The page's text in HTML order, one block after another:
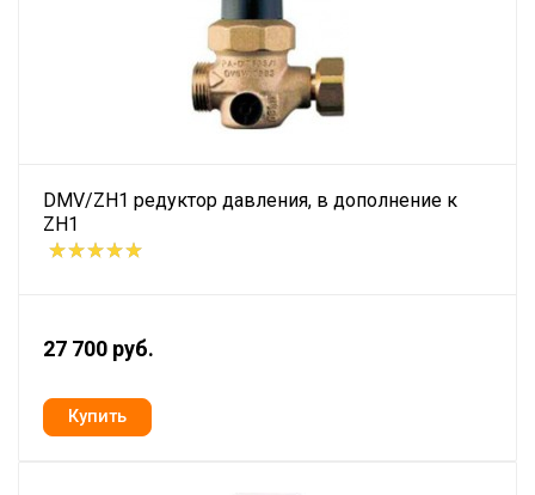
DMV/ZH1 редуктор давления, в дополнение к
ZH1
27 700 руб.